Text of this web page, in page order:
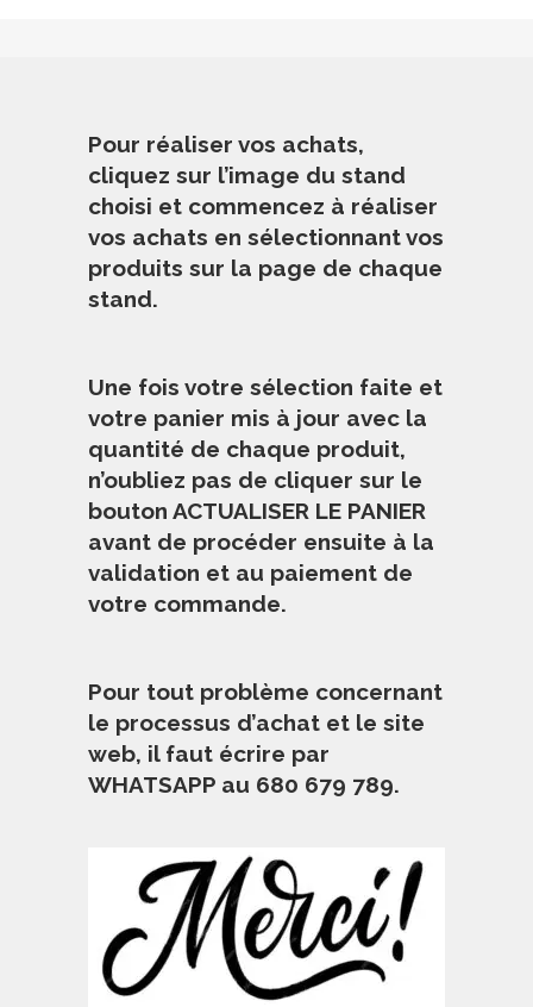
Pour réaliser vos achats,
cliquez sur l’image du stand
choisi et commencez à réaliser
vos achats en sélectionnant vos
produits sur la page de chaque
stand.
Une fois votre sélection faite et
votre panier mis à jour avec la
quantité de chaque produit,
n’oubliez pas de cliquer sur le
bouton ACTUALISER LE PANIER
avant de procéder ensuite à la
validation et au paiement de
votre commande.
Pour tout problème concernant
le processus d’achat et le site
web, il faut écrire par
WHATSAPP au 680 679 789.